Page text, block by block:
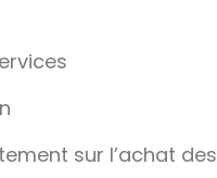
sur l’achat des